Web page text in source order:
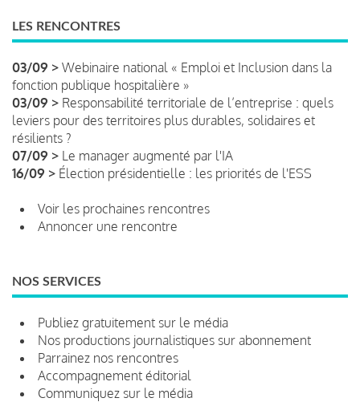
LES RENCONTRES
03/09 > Webinaire national « Emploi et Inclusion dans la
fonction publique hospitalière »
03/09 > Responsabilité territoriale de l’entreprise : quels
leviers pour des territoires plus durables, solidaires et
résilients ?
07/09 > Le manager augmenté par l'IA
16/09 > Élection présidentielle : les priorités de l'ESS
Voir les prochaines rencontres
Annoncer une rencontre
NOS SERVICES
Publiez gratuitement sur le média
Nos productions journalistiques sur abonnement
Parrainez nos rencontres
Accompagnement éditorial
Communiquez sur le média